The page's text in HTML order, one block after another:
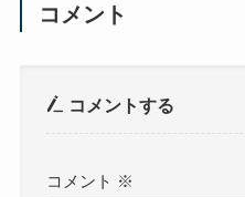
コメント
コメントする
コメント ※